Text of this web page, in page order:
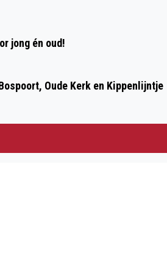
jong én oud!
Oude Kerk en Kippenlijntje